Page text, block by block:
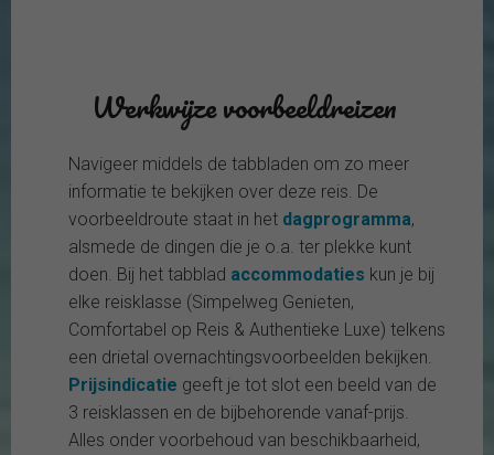
Werkwijze voorbeeldreizen
Navigeer middels de tabbladen om zo meer
informatie te bekijken over deze reis. De
voorbeeldroute staat in het dagprogramma,
alsmede de dingen die je o.a. ter plekke kunt
doen. Bij het tabblad accommodaties kun je bij
elke reisklasse (Simpelweg Genieten,
Comfortabel op Reis & Authentieke Luxe) telkens
een drietal overnachtingsvoorbeelden bekijken.
Prijsindicatie geeft je tot slot een beeld van de
3 reisklassen en de bijbehorende vanaf-prijs.
Alles onder voorbehoud van beschikbaarheid,